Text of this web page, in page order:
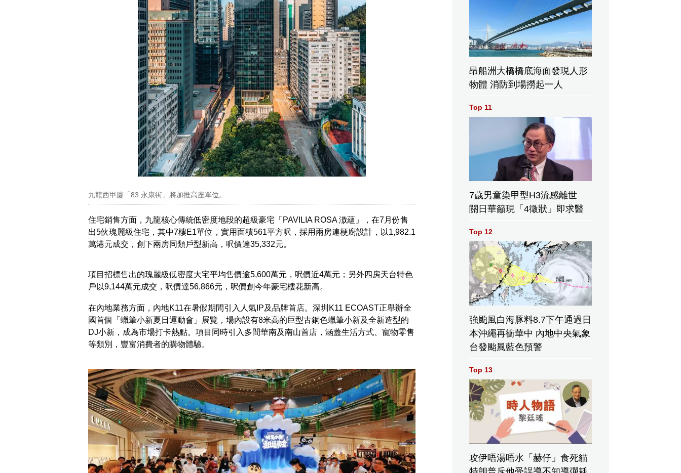
九龍西甲廈「83 永康街」將加推高座單位。
住宅銷售方面，九龍核心傳統低密度地段的超級豪宅「PAVILIA ROSA 滶蘊」，在7月份售
出5伙瑰麗級住宅，其中7樓E1單位，實用面積561平方呎，採用兩房連梗廚設計，以1,982.1
萬港元成交，創下兩房同類戶型新高，呎價達35,332元。
項目招標售出的瑰麗級低密度大宅平均售價逾5,600萬元，呎價近4萬元；另外四房天台特色
戶以9,144萬元成交，呎價達56,866元，呎價創今年豪宅樓花新高。
在內地業務方面，內地K11在暑假期間引入人氣IP及品牌首店。深圳K11 ECOAST正舉辦全
國首個「蠟筆小新夏日運動會」展覽，場內設有8米高的巨型古銅色蠟筆小新及全新造型的
DJ小新，成為市場打卡熱點。項目同時引入多間華南及南山首店，涵蓋生活方式、寵物零售
等類別，豐富消費者的購物體驗。
昂船洲大橋橋底海面發現人形
物體 消防到場撈起一人
Top 11
7歲男童染甲型H3流感離世
關日華籲現「4徵狀」即求醫
Top 12
強颱風白海豚料8.7下午通過日
本沖繩再衝華中 內地中央氣象
台發颱風藍色預警
Top 13
攻伊唔湯唔水「赫仔」食死貓